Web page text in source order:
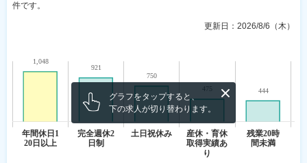
件です。
更新日： 2026/8/6（木）
グラフをタップすると、
下の求人が切り替わります。